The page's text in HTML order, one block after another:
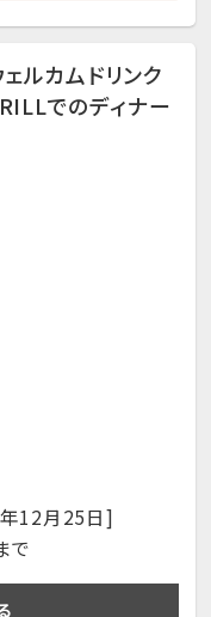
ルカムドリンク
でのディナー
12月25日]
で